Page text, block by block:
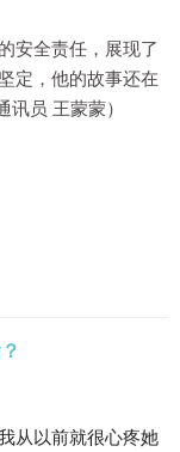
安全责任，展现了
定，他的故事还在
员 王蒙蒙）
从以前就很心疼她